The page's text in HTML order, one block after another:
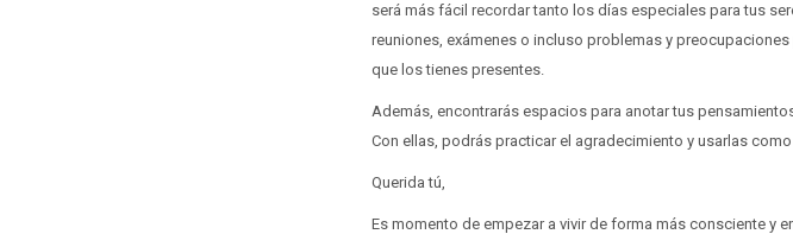
será más fácil recordar tanto los días especiales para tus
reuniones, exámenes o incluso problemas y
que los tienes presentes.
Además, encontrarás espacios para anotar tus
Con ellas, podrás practicar el agradecimiento y usarlas
Querida tú,
Es momento de empezar a vivir de forma más consciente y